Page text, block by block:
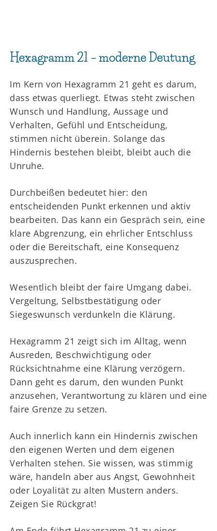
Hexagramm 21 – moderne Deutung
Im Kern von Hexagramm 21 geht es darum,
dass etwas querliegt. Etwas steht zwischen
Wunsch und Handlung, Aussage und
Verhalten, Gefühl und Entscheidung,
stimmen nicht überein. Solange das
Hindernis bestehen bleibt, bleibt auch die
Unruhe.
Durchbeißen bedeutet hier: den
entscheidenden Punkt erkennen und aktiv
bearbeiten. Das kann ein Gespräch sein, eine
klare Abgrenzung, ein ehrlicher Entschluss
oder die Bereitschaft, eine Konsequenz
auszusprechen.
Wesentlich bleibt der faire Umgang dabei.
Vergeltung, Selbstbestätigung oder
Siegeswunsch verdunkeln die Klärung.
Hexagramm 21 zeigt sich im Alltag, wenn
Ausreden, Beschwichtigung oder
Rücksichtnahme eine Klärung verzögern.
Dann geht es darum, den wunden Punkt
anzusehen, Verantwortung zu klären und eine
faire Grenze zu setzen.
Auch innerlich kann ein Hindernis zwischen
den eigenen Werten und dem eigenen
Verhalten stehen. Sie wissen, was stimmig
wäre, handeln aber aus Angst, Gewohnheit
oder Loyalität zu alten Mustern anders.
Zeigen Sie Rückgrat!